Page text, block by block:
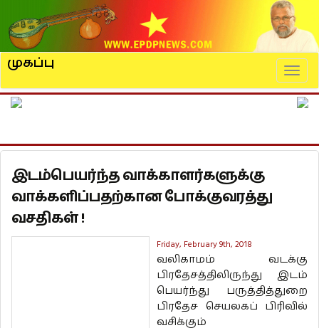
முகப்பு
இடம்பெயர்ந்த வாக்காளர்களுக்கு
வாக்களிப்பதற்கான போக்குவரத்து
வசதிகள் !
Friday, February 9th, 2018
வலிகாமம் வடக்கு
பிரதேசத்திலிருந்து இடம்
பெயர்ந்து பருத்தித்துறை
பிரதேச செயலகப் பிரிவில்
வசிக்கும்